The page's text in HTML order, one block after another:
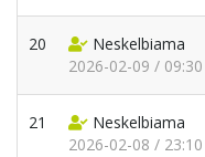
20
Neskelbiama
2026-02-09 / 09:30
21
Neskelbiama
2026-02-08 / 23:10